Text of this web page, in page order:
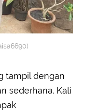
tampil dengan
sederhana. Kali